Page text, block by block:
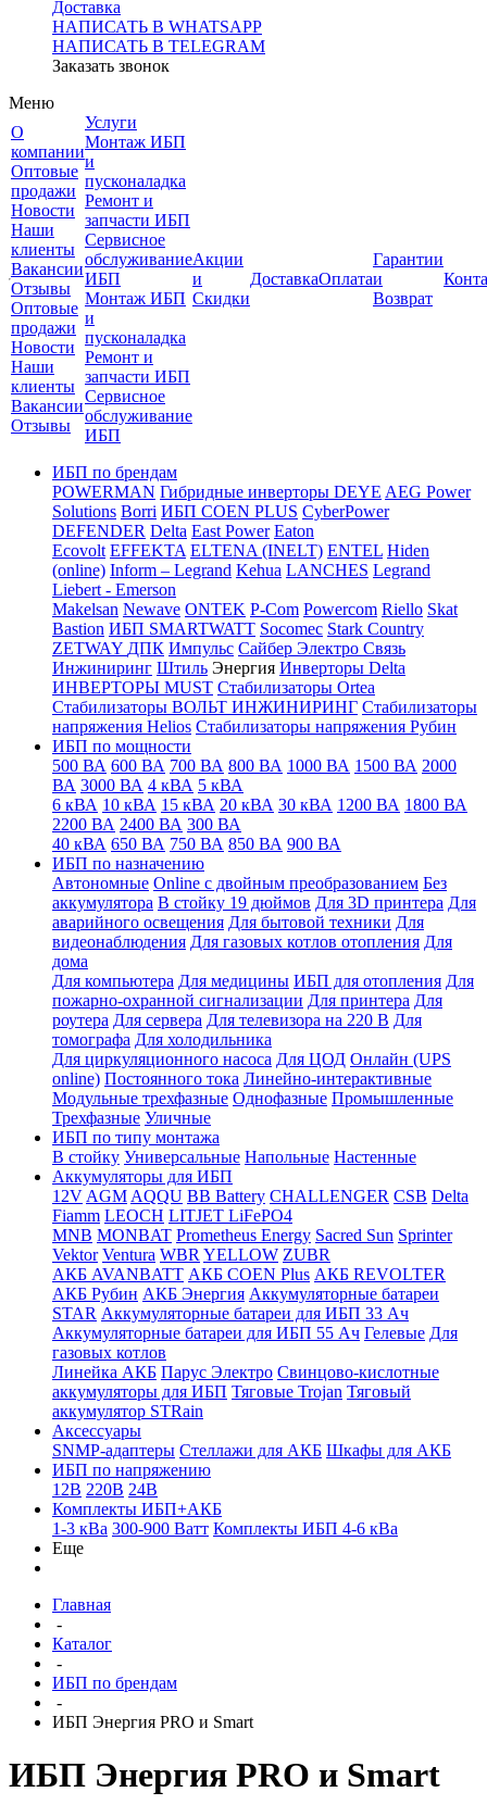
Доставка
НАПИСАТЬ В WHATSAPP
НАПИСАТЬ В TELEGRAM
Заказать звонок
Меню
О
компании
Оптовые
продажи
Новости
Наши
клиенты
Вакансии
Отзывы
Оптовые
продажи
Новости
Наши
клиенты
Вакансии
Отзывы
Услуги
Монтаж ИБП
и
пусконаладка
Ремонт и
запчасти ИБП
Сервисное
обслуживание
ИБП
Монтаж ИБП
и
пусконаладка
Ремонт и
запчасти ИБП
Сервисное
обслуживание
ИБП
Акции
и
Скидки
ДоставкаОплата
Гарантии
и
Возврат
ИБП по брендам
POWERMAN Гибридные инверторы DEYE AEG Power
Solutions Borri ИБП COEN PLUS CyberPower
DEFENDER Delta East Power Eaton
Ecovolt EFFEKTA ELTENA (INELT) ENTEL Hiden
(online) Inform – Legrand Kehua LANCHES Legrand
Liebert - Emerson
Makelsan Newave ONTEK P-Com Powercom Riello Skat
Bastion ИБП SMARTWATT Socomec Stark Country
ZETWAY ДПК Импульс Сайбер Электро Связь
Инжиниринг Штиль Энергия Инверторы Delta
ИНВЕРТОРЫ MUST Стабилизаторы Ortea
Стабилизаторы ВОЛЬТ ИНЖИНИРИНГ Стабилизаторы
напряжения Helios Стабилизаторы напряжения Рубин
ИБП по мощности
500 ВА 600 ВА 700 ВА 800 ВА 1000 ВА 1500 ВА 2000
ВА 3000 ВА 4 кВА 5 кВА
6 кВА 10 кВА 15 кВА 20 кВА 30 кВА 1200 ВА 1800 ВА
2200 ВА 2400 ВА 300 ВА
40 кВА 650 ВА 750 ВА 850 ВА 900 ВА
ИБП по назначению
Автономные Online с двойным преобразованием Без
аккумулятора В стойку 19 дюймов Для 3D принтера Для
аварийного освещения Для бытовой техники Для
видеонаблюдения Для газовых котлов отопления Для
дома
Для компьютера Для медицины ИБП для отопления Для
пожарно-охранной сигнализации Для принтера Для
роутера Для сервера Для телевизора на 220 В Для
томографа Для холодильника
Для циркуляционного насоса Для ЦОД Онлайн (UPS
online) Постоянного тока Линейно-интерактивные
Модульные трехфазные Однофазные Промышленные
Трехфазные Уличные
ИБП по типу монтажа
В стойку Универсальные Напольные Настенные
Аккумуляторы для ИБП
12V AGM AQQU BB Battery CHALLENGER CSB Delta
Fiamm LEOCH LITJET LiFePO4
MNB MONBAT Prometheus Energy Sacred Sun Sprinter
Vektor Ventura WBR YELLOW ZUBR
АКБ AVANBATT АКБ COEN Plus АКБ REVOLTER
АКБ Рубин АКБ Энергия Аккумуляторные батареи
STAR Аккумуляторные батареи для ИБП 33 Ач
Аккумуляторные батареи для ИБП 55 Ач Гелевые Для
газовых котлов
Линейка АКБ Парус Электро Свинцово-кислотные
аккумуляторы для ИБП Тяговые Trojan Тяговый
аккумулятор STRain
Аксессуары
SNMP-адаптеры Стеллажи для АКБ Шкафы для АКБ
ИБП по напряжению
12В 220В 24В
Комплекты ИБП+АКБ
1-3 кВа 300-900 Ватт Комплекты ИБП 4-6 кВа
Еще
Главная
-
Каталог
-
ИБП по брендам
-
ИБП Энергия PRO и Smart
ИБП Энергия PRO и Smart